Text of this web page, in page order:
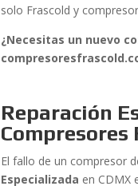
solo Frascold y
¿Necesitas un nuevo
Reparación
Compresores
El fallo de un compresor
Especializada en CDMX